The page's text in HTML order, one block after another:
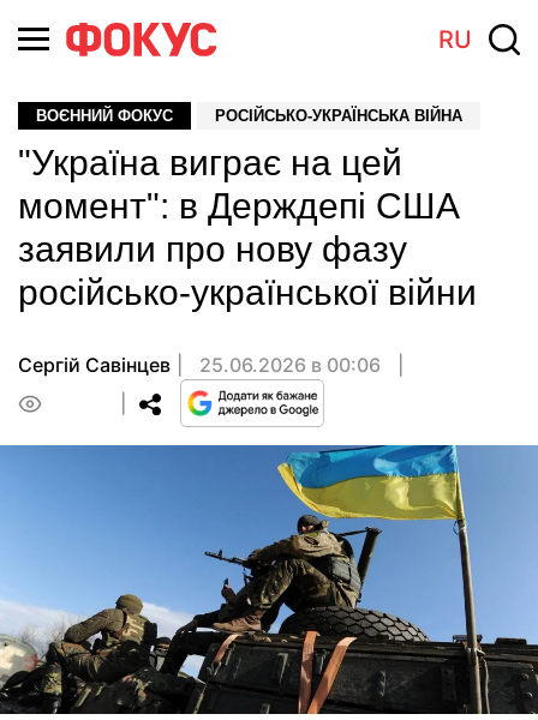
RU
ВОЄННИЙ ФОКУС РОСІЙСЬКО-УКРАЇНСЬКА ВІЙНА
"Україна виграє на цей
момент": в Держдепі США
заявили про нову фазу
російсько-української війни
Сергій Савінцев
25.06.2026 в 00:06